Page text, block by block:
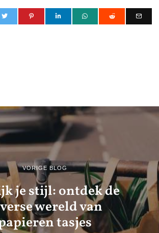
VORIGE BLOG
je stijl: ontdek de
wereld van
tasjes